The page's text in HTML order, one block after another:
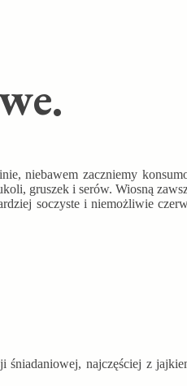
niebawem zaczniemy
gruszek i serów. Wiosną
soczyste i niemożliwie
najczęściej z